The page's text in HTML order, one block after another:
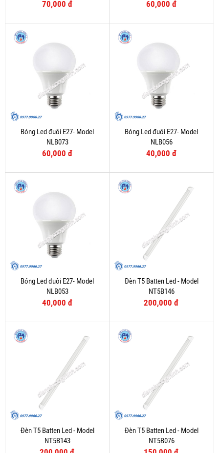
70,000 đ 60,000 đ
Bóng Led đuôi E27- Model
NLB073
60,000 đ
Bóng Led đuôi E27- Model
NLB056
40,000 đ
Bóng Led đuôi E27- Model
NLB053
40,000 đ
Đèn T5 Batten Led - Model
NT5B146
200,000 đ
Đèn T5 Batten Led - Model
NT5B143
Đèn T5 Batten Led - Model
NT5B076